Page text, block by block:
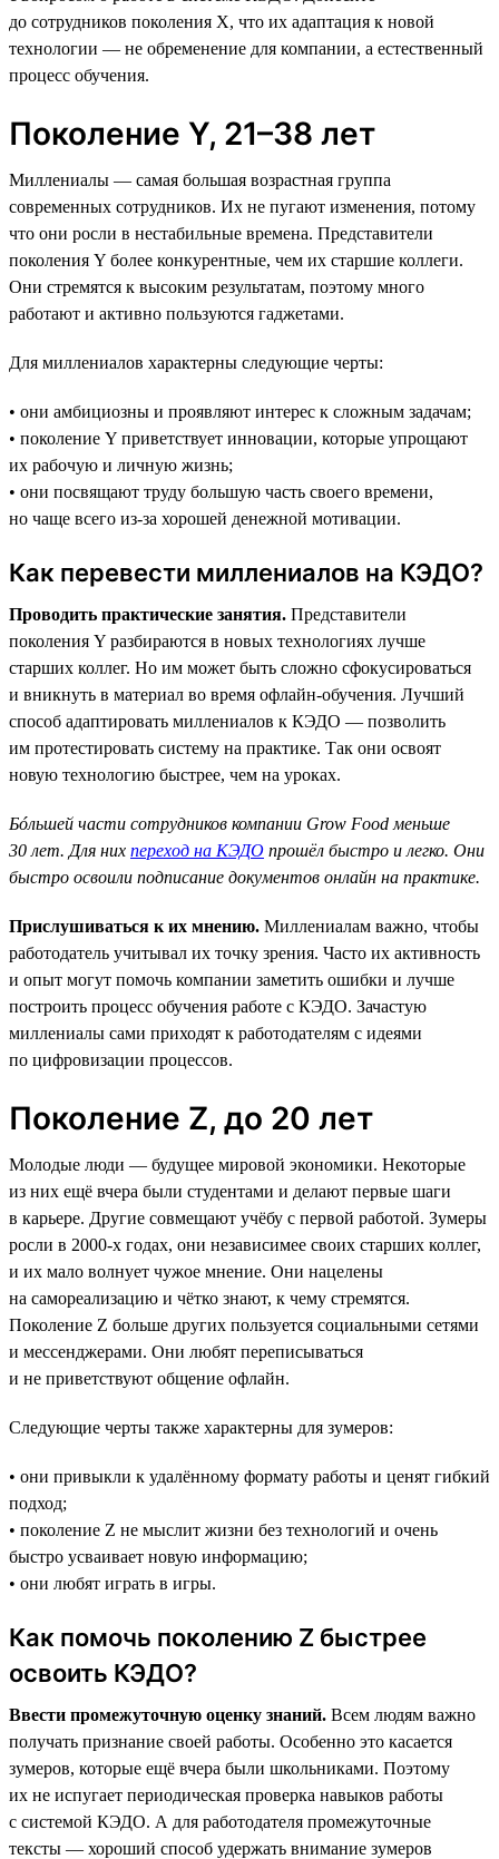
до сотрудников поколения X, что их адаптация к новой
технологии — не обременение для компании, а естественный
процесс обучения.
Поколение Y, 21–38 лет
Миллениалы — самая большая возрастная группа
современных сотрудников. Их не пугают изменения, потому
что они росли в нестабильные времена. Представители
поколения Y более конкурентные, чем их старшие коллеги.
Они стремятся к высоким результатам, поэтому много
работают и активно пользуются гаджетами.
Для миллениалов характерны следующие черты:
• они амбициозны и проявляют интерес к сложным задачам;
• поколение Y приветствует инновации, которые упрощают
их рабочую и личную жизнь;
• они посвящают труду большую часть своего времени,
но чаще всего из-за хорошей денежной мотивации.
Как перевести миллениалов на КЭДО?
Проводить практические занятия. Представители
поколения Y разбираются в новых технологиях лучше
старших коллег. Но им может быть сложно сфокусироваться
и вникнуть в материал во время офлайн-обучения. Лучший
способ адаптировать миллениалов к КЭДО — позволить
им протестировать систему на практике. Так они освоят
новую технологию быстрее, чем на уроках.
Бóльшей части сотрудников компании Grow Food меньше
30 лет. Для них переход на КЭДО прошёл быстро и легко. Они
быстро освоили подписание документов онлайн на практике.
Прислушиваться к их мнению. Миллениалам важно, чтобы
работодатель учитывал их точку зрения. Часто их активность
и опыт могут помочь компании заметить ошибки и лучше
построить процесс обучения работе с КЭДО. Зачастую
миллениалы сами приходят к работодателям с идеями
по цифровизации процессов.
Поколение Z, до 20 лет
Молодые люди — будущее мировой экономики. Некоторые
из них ещё вчера были студентами и делают первые шаги
в карьере. Другие совмещают учёбу с первой работой. Зумеры
росли в 2000-х годах, они независимее своих старших коллег,
и их мало волнует чужое мнение. Они нацелены
на самореализацию и чётко знают, к чему стремятся.
Поколение Z больше других пользуется социальными сетями
и мессенджерами. Они любят переписываться
и не приветствуют общение офлайн.
Следующие черты также характерны для зумеров:
• они привыкли к удалённому формату работы и ценят гибкий
подход;
• поколение Z не мыслит жизни без технологий и очень
быстро усваивает новую информацию;
• они любят играть в игры.
Как помочь поколению Z быстрее
освоить КЭДО?
Ввести промежуточную оценку знаний. Всем людям важно
получать признание своей работы. Особенно это касается
зумеров, которые ещё вчера были школьниками. Поэтому
их не испугает периодическая проверка навыков работы
с системой КЭДО. А для работодателя промежуточные
тексты — хороший способ удержать внимание зумеров